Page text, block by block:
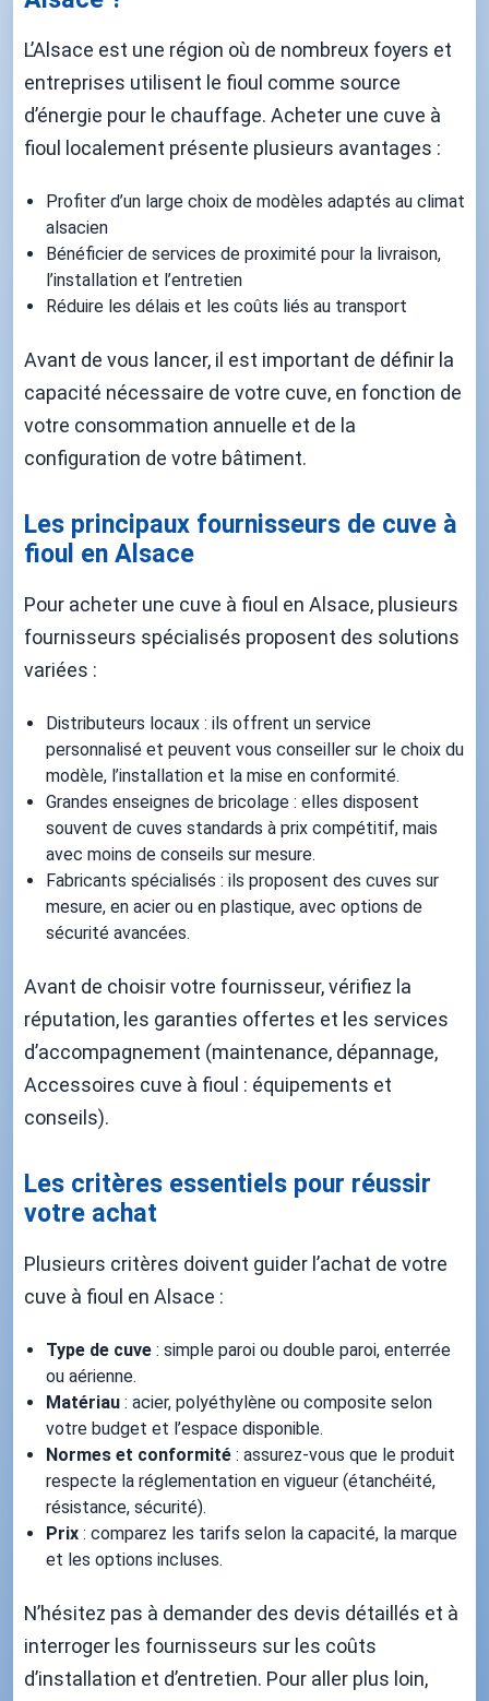
L’Alsace est une région où de nombreux foyers et
entreprises utilisent le fioul comme source
d’énergie pour le chauffage. Acheter une cuve à
fioul localement présente plusieurs avantages :
Profiter d’un large choix de modèles adaptés au climat
alsacien
Bénéficier de services de proximité pour la livraison,
l’installation et l’entretien
Réduire les délais et les coûts liés au transport
Avant de vous lancer, il est important de définir la
capacité nécessaire de votre cuve, en fonction de
votre consommation annuelle et de la
configuration de votre bâtiment.
Les principaux fournisseurs de cuve à
fioul en Alsace
Pour acheter une cuve à fioul en Alsace, plusieurs
fournisseurs spécialisés proposent des solutions
variées :
Distributeurs locaux : ils offrent un service
personnalisé et peuvent vous conseiller sur le choix du
modèle, l’installation et la mise en conformité.
Grandes enseignes de bricolage : elles disposent
souvent de cuves standards à prix compétitif, mais
avec moins de conseils sur mesure.
Fabricants spécialisés : ils proposent des cuves sur
mesure, en acier ou en plastique, avec options de
sécurité avancées.
Avant de choisir votre fournisseur, vérifiez la
réputation, les garanties offertes et les services
d’accompagnement (maintenance, dépannage,
Accessoires cuve à fioul : équipements et
conseils).
Les critères essentiels pour réussir
votre achat
Plusieurs critères doivent guider l’achat de votre
cuve à fioul en Alsace :
Type de cuve : simple paroi ou double paroi, enterrée
ou aérienne.
Matériau : acier, polyéthylène ou composite selon
votre budget et l’espace disponible.
Normes et conformité : assurez-vous que le produit
respecte la réglementation en vigueur (étanchéité,
résistance, sécurité).
Prix : comparez les tarifs selon la capacité, la marque
et les options incluses.
N’hésitez pas à demander des devis détaillés et à
interroger les fournisseurs sur les coûts
d’installation et d’entretien. Pour aller plus loin,